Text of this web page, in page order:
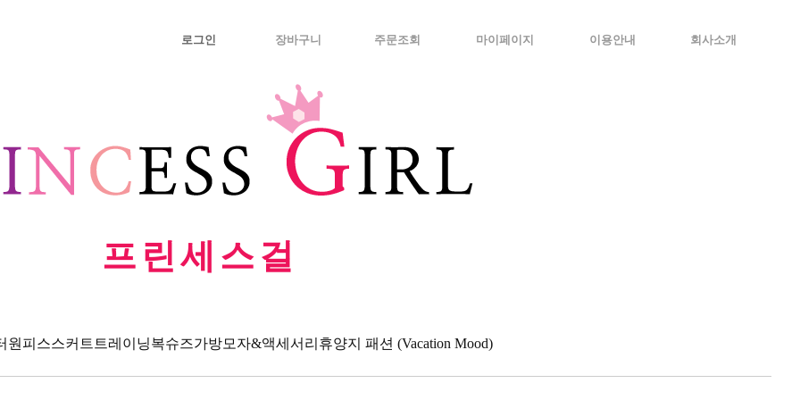
로그인 장바구니 주문조회 마이페이지 이용안내 회사소개
프린세스걸
원피스스커트 트레이닝복슈즈가방모자&액세서리 휴양지 패션 (Vacation Mood)